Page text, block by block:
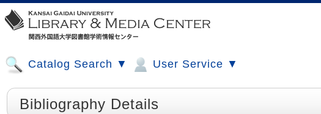
Catalog Search ▼ User Service ▼
Bibliography Details